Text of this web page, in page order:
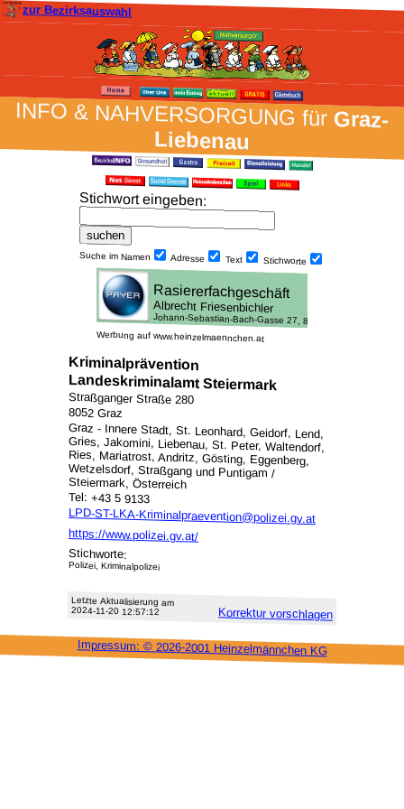
zur Bezirksauswahl
INFO & NAH­VER­SORG­UNG fürGraz-
Liebenau
Stich­wort ein­geben:
Suche im Namen Adresse Text Stich­worte
Werbung auf www.heinzelmaennchen.at
Kriminalprävention
Landeskriminalamt Steiermark
Straßganger Straße 280
8052 Graz
Graz - Innere Stadt, St. Leonhard, Geidorf, Lend,
Gries, Jakomini, Liebenau, St. Peter, Waltendorf,
Ries, Mariatrost, Andritz, Gösting, Eggenberg,
Wetzelsdorf, Straßgang und Puntigam /
Steiermark, Österreich
Tel: +43 5 9133
LPD-ST-LKA-Kriminalpraevention@polizei.gv.at
https://www.polizei.gv.at/
Stichworte:
Polizei, Kriminalpolizei
Letzte Aktu­alisie­rung am
2024-11-20 12:57:12 Korrektur vor­schlagen
Impressum: © 2026-2001 Heinzel­männchen KG